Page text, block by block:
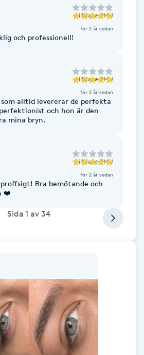
till Jane PMU
för 2 år sedan
och professionell!
till Jane PMU
för 2 år sedan
som alltid levererar de perfekta
och hon är den
mina bryn.
till Jane PMU
för 2 år sedan
Bra bemötande och
❤️
Sida 1 av 34